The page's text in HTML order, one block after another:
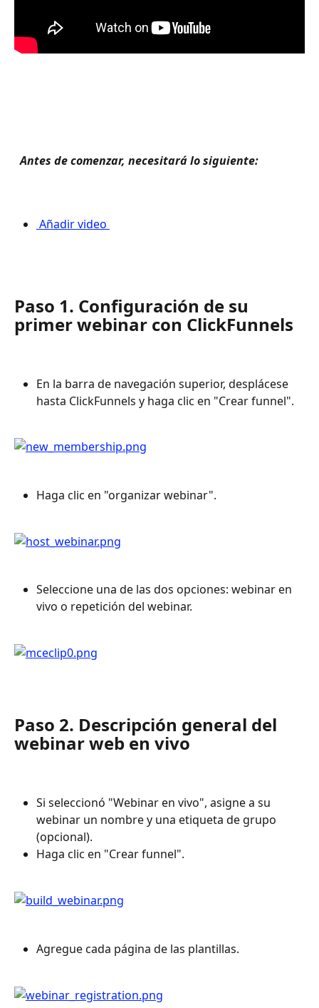
Antes de comenzar, necesitará lo siguiente:
Añadir video
Paso 1. Configuración de su
primer webinar con ClickFunnels
En la barra de navegación superior, desplácese
hasta ClickFunnels y haga clic en "Crear funnel".
Haga clic en "organizar webinar".
Seleccione una de las dos opciones: webinar en
vivo o repetición del webinar.
Paso 2. Descripción general del
webinar web en vivo
Si seleccionó "Webinar en vivo", asigne a su
webinar un nombre y una etiqueta de grupo
(opcional).
Haga clic en "Crear funnel".
Agregue cada página de las plantillas.